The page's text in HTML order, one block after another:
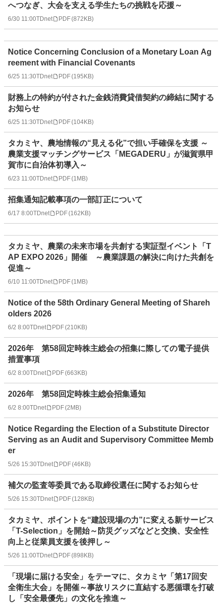
へつなぎ、大会を支える学生たちの挑戦を応援～
6/30 11:00TDnet PDF(872KB)
Notice Concerning Conclusion of a Monetary Loan Ag
reement with Financial Covenants
6/25 11:30TDnet PDF(195KB)
財務上の特約が付された金銭消費貸借契約の締結に関する
お知らせ
6/25 11:30TDnet PDF(104KB)
タカミヤ、農地情報の“見える化”で担い手確保を支援 ～
農業支援マッチングサービス「MEGADERU」が滋賀県甲
賀市に自治体初導入～
6/23 11:00TDnet PDF(1MB)
招集通知記載事項の一部訂正について
6/17 8:00TDnet PDF(162KB)
タカミヤ、農業の未来市場を共創する実証型イベント「T
AP EXPO 2026」開催 ～農業課題の解決に向けた共創を
促進～
6/10 11:00TDnet PDF(1MB)
Notice of the 58th Ordinary General Meeting of Shareh
olders 2026
6/2 8:00TDnet PDF(210KB)
2026年 第58回定時株主総会の招集に際しての電子提供
措置事項
6/2 8:00TDnet PDF(663KB)
2026年 第58回定時株主総会招集通知
6/2 8:00TDnet PDF(2MB)
Notice Regarding the Election of a Substitute Director
Serving as an Audit and Supervisory Committee Memb
er
5/26 15:30TDnet PDF(46KB)
補欠の監査等委員である取締役選任に関するお知らせ
5/26 15:30TDnet PDF(128KB)
タカミヤ、ポイントを“建設現場の力”に変える新サービス
「T-Selection」を開始～防災グッズなどと交換、安全性
向上と従業員支援を後押し～
5/26 11:00TDnet PDF(898KB)
「現場に届ける安全」をテーマに、タカミヤ「第17回安
全衛生大会」を開催～事故リスクに直結する悪循環を打破
し「安全最優先」の文化を推進～